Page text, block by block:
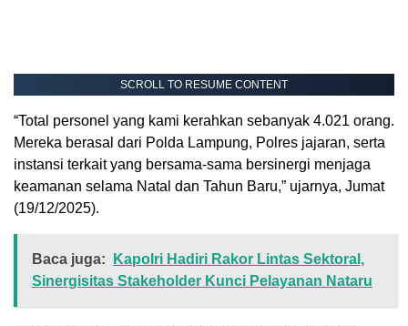
SCROLL TO RESUME CONTENT
“Total personel yang kami kerahkan sebanyak 4.021 orang.
Mereka berasal dari Polda Lampung, Polres jajaran, serta
instansi terkait yang bersama-sama bersinergi menjaga
keamanan selama Natal dan Tahun Baru,” ujarnya, Jumat
(19/12/2025).
Baca juga:
Kapolri Hadiri Rakor Lintas Sektoral,
Sinergisitas Stakeholder Kunci Pelayanan Nataru